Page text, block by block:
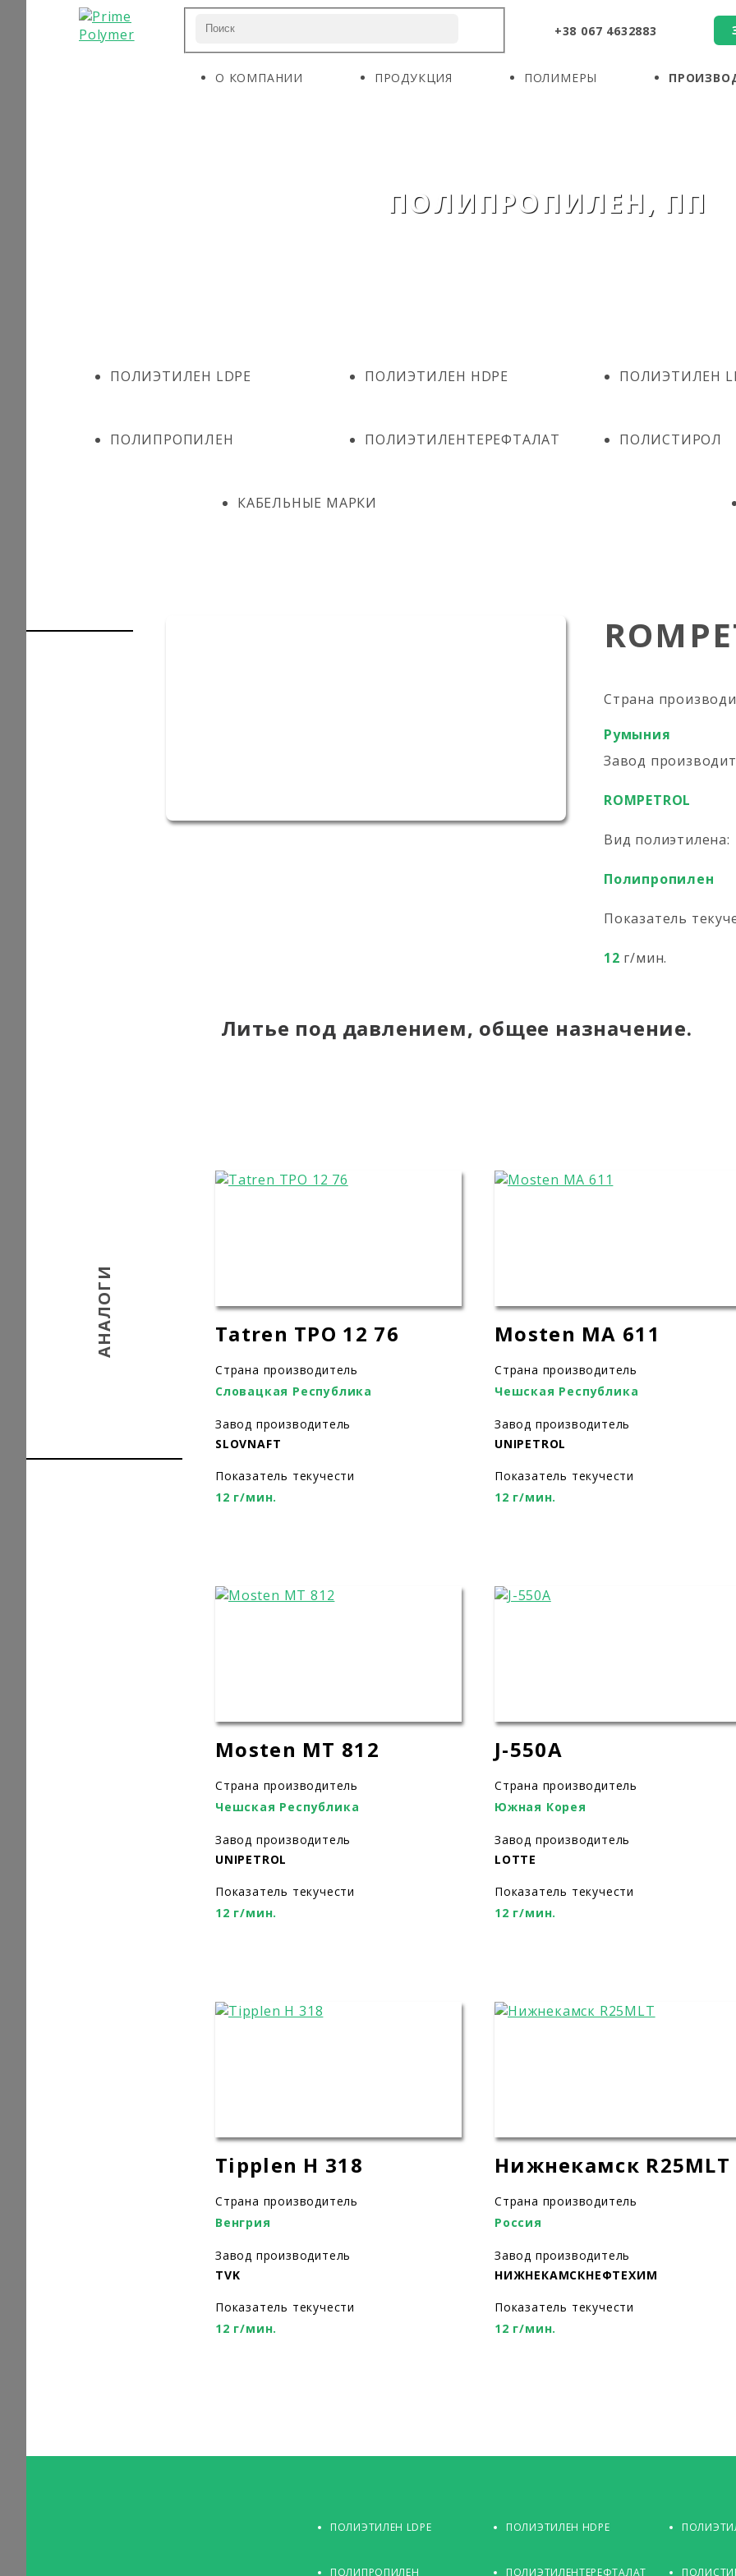
+38 067 4632883
О КОМПАНИИ ПРОДУКЦИЯ ПОЛИМЕРЫ
ПОЛИПРОПИЛЕН, ПП
ПОЛИЭТИЛЕН LDPE ПОЛИЭТИЛЕН HDPE ПОЛИЭТИЛЕН
ПОЛИПРОПИЛЕН ПОЛИЭТИЛЕНТЕРЕФТАЛАТ ПОЛИСТИРОЛ
КАБЕЛЬНЫЕ МАРКИ
Страна
Румыния
Завод
ROMPETROL
Вид полиэтилена:
Полипропилен
Показатель
12 г/мин.
Литье под давлением, общее назначение.
АНАЛОГИ Tatren TPO 12 76
Страна производитель
Словацкая Республика
Завод производитель
SLOVNAFT
Показатель текучести
12 г/мин.
Mosten MA 611
Страна производитель
Чешская Республика
Завод производитель
UNIPETROL
Показатель текучести
12 г/мин.
Mosten MT 812
Страна производитель
Чешская Республика
Завод производитель
UNIPETROL
Показатель текучести
12 г/мин.
J-550A
Страна производитель
Южная Корея
Завод производитель
LOTTE
Показатель текучести
12 г/мин.
Tipplen H 318
Страна производитель
Венгрия
Завод производитель
TVK
Показатель текучести
12 г/мин.
Нижнекамск R25MLT
Страна производитель
Россия
Завод производитель
НИЖНЕКАМСКНЕФТЕХИМ
Показатель текучести
12 г/мин.
ПОЛИЭТИЛЕН LDPE ПОЛИЭТИЛЕН HDPE
ПОЛИПРОПИЛЕН ПОЛИЭТИЛЕНТЕРЕФТАЛАТ
О КОМПАНИИ
ПРОИЗВОДИТЕЛИ